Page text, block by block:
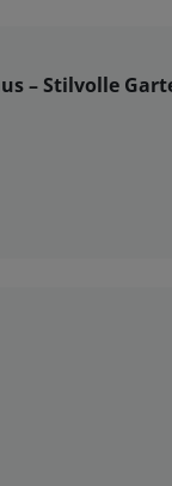
– Stilvolle